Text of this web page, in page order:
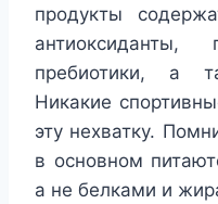
продукты
пребиотики, а
Никакие
эту нехватку.
в основном
а не белками и